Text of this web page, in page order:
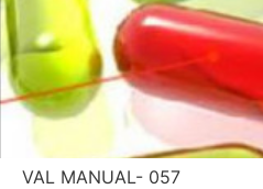
VAL MANUAL- 057